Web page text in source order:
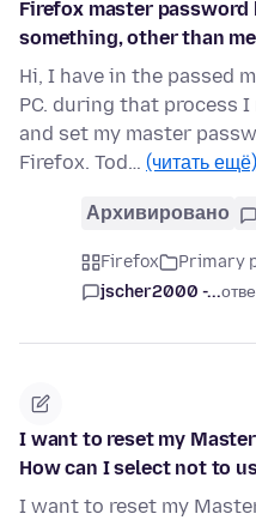
Firefox master password
something, other than
Hi, I have in the passed
PC. during that process
and set my master
Firefox. Tod… (читать ещё)
Архивировано
Firefox Primary
jscher2000 -...
I want to reset my
How can I select not to
I want to reset my